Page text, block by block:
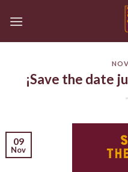
¡Save the date
09
Nov